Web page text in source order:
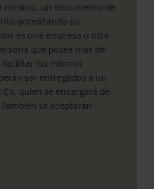
mínimo, un documento de
acreditando su
es una empresa u otra
que posea más del
facilitar los mismos
ser entregados a un
quien se encargará de
se aceptarán